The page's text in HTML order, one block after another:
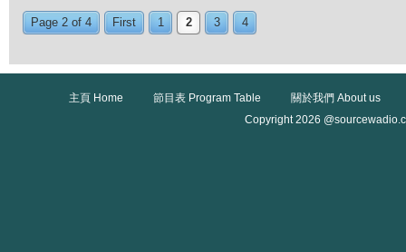
Page 2 of 4 First 1 2 3 4
主頁 Home 節目表 Program Table
關於我們 About us
Copyright 2026